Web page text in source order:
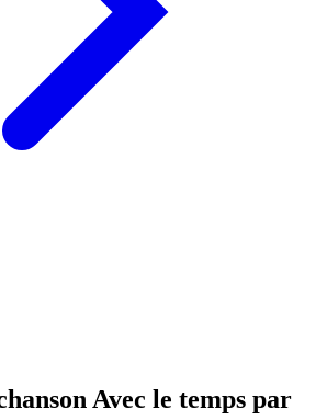
Avec le temps par